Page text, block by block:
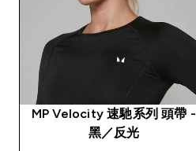
MP Velocity 速馳系列 頭帶 -
黑／反光